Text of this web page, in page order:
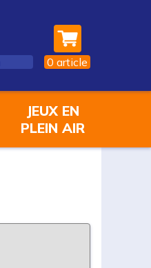
0 article
JEUX EN
PLEIN AIR